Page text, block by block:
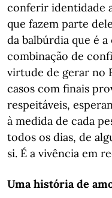
conferir identidade
que fazem parte
da balbúrdia que é
combinação de
virtude de gerar no
casos com finais
respeitáveis,
à medida de cada
todos os dias, de
si. É a vivência em
Uma história de